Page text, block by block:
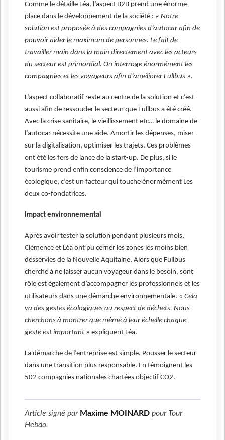
Comme le détaille Léa, l’aspect B2B prend une énorme
place dans le développement de la société : « Notre
solution est proposée à des compagnies d’autocar afin de
pouvoir aider le maximum de personnes. Le fait de
travailler main dans la main directement avec les acteurs
du secteur est primordial. On interroge énormément les
compagnies et les voyageurs afin d’améliorer Fullbus ».
L’aspect collaboratif reste au centre de la solution et c’est
aussi afin de ressouder le secteur que Fullbus a été créé.
Avec la crise sanitaire, le vieillissement etc… le domaine de
l’autocar nécessite une aide. Amortir les dépenses, miser
sur la digitalisation, optimiser les trajets. Ces problèmes
ont été les fers de lance de la start-up. De plus, si le
tourisme prend enfin conscience de l’importance
écologique, c’est un facteur qui touche énormément Les
deux co-fondatrices.
Impact environnemental
Après avoir tester la solution pendant plusieurs mois,
Clémence et Léa ont pu cerner les zones les moins bien
desservies de la Nouvelle Aquitaine. Alors que Fullbus
cherche à ne laisser aucun voyageur dans le besoin, sont
rôle est également d’accompagner les professionnels et les
utilisateurs dans une démarche environnementale. « Cela
va des gestes écologiques au respect de déchets. Nous
cherchons à montrer que même à leur échelle chaque
geste est important » expliquent Léa.
La démarche de l’entreprise est simple. Pousser le secteur
dans une transition plus responsable. En témoignent les
502 compagnies nationales chartées objectif CO2.
Article signé par Maxime MOINARD pour Tour
Hebdo.